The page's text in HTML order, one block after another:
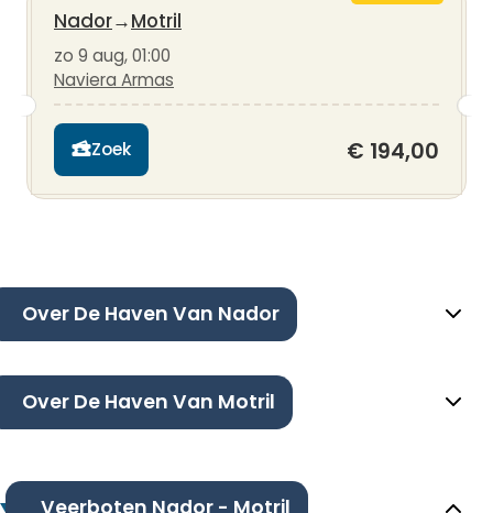
Nador→Motril
zo 9 aug, 01:00
Naviera Armas
Zoek € 194,00
Over De Haven Van Nador
Over De Haven Van Motril
Veerboten Nador - Motril